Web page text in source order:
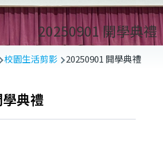
20250901 開學典禮
校園生活剪影 20250901 開學典禮
典禮